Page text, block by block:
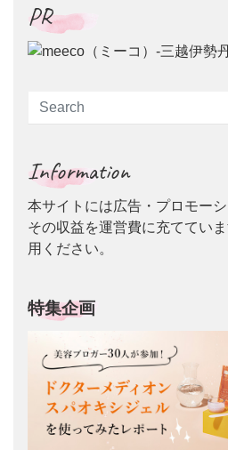
PR
Information
本サイトには広告・プロモー
その収益を運営費に充ててい
用ください。
特集企画